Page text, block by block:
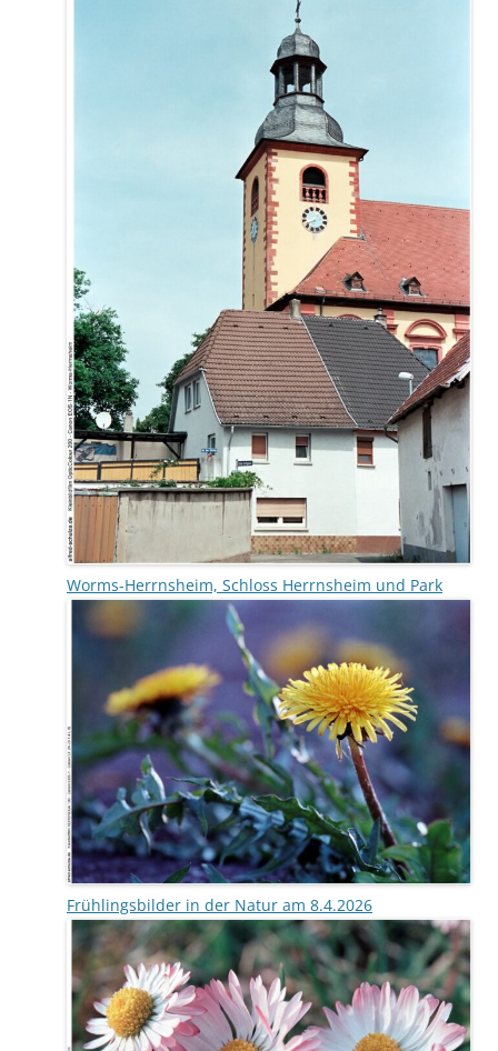
Worms-Herrnsheim, Schloss Herrnsheim und Park
Frühlingsbilder in der Natur am 8.4.2026